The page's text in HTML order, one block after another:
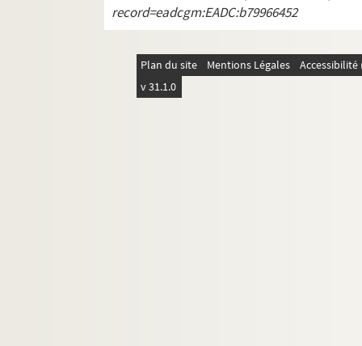
record=eadcgm:EADC:b79966452
Plan du site Mentions Légales
v 31.1.0